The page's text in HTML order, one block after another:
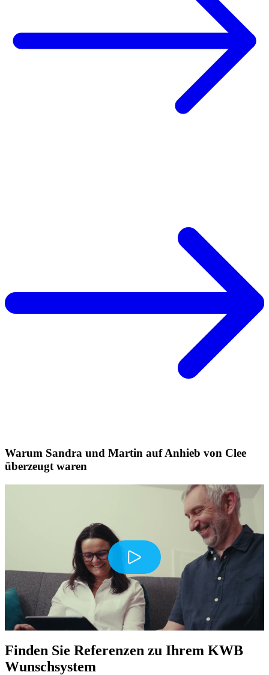
Warum Sandra und Martin auf Anhieb von Clee
überzeugt waren
Finden Sie Referenzen zu Ihrem KWB
Wunschsystem